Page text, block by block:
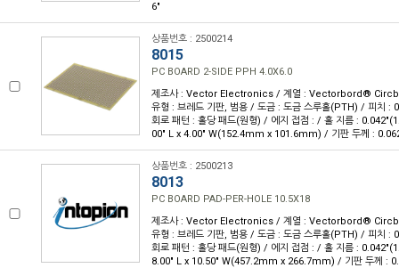
6"
상품번호 : 2500214
8015
PC BOARD 2-SIDE PPH 4.0X6.0
제조사 : Vector Electronics / 계열 : Vectorbord®
유형 : 브레드 기판, 범용 / 도금 : 도금 스루홀(PTH) / 피치
회로 패턴 : 홀당 패드(원형) / 에지 접점 : / 홀 지름 :
00" L x 4.00" W(152.4mm x 101.6mm) / 기판 두께 :
상품번호 : 2500213
8013
PC BOARD PAD-PER-HOLE 10.5X18
제조사 : Vector Electronics / 계열 : Vectorbord®
유형 : 브레드 기판, 범용 / 도금 : 도금 스루홀(PTH) / 피치
회로 패턴 : 홀당 패드(원형) / 에지 접점 : / 홀 지름 :
8.00" L x 10.50" W(457.2mm x 266.7mm) / 기판 두께 :